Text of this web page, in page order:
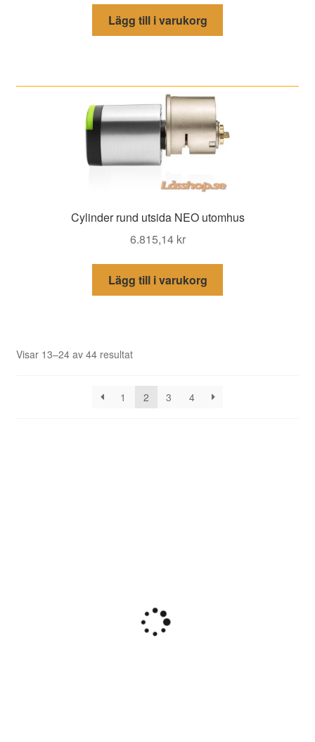
Lägg till i varukorg
Cylinder rund utsida NEO utomhus
6.815,14 kr
Lägg till i varukorg
Visar 13–24 av 44 resultatSortera
senaste
1
2 3 4